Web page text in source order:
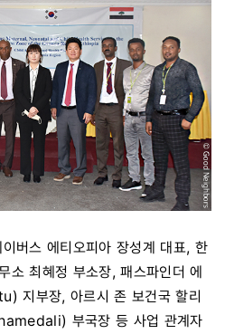
버스 에티오피아 장성계 대표, 한
소 최혜정 부소장, 패스파인더 에
지부장, 아르시 존 보건국 할리
부국장 등 사업 관계자